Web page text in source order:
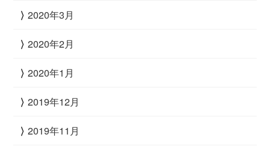
2020年3月
2020年2月
2020年1月
2019年12月
2019年11月